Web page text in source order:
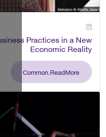
Roscongress - Best